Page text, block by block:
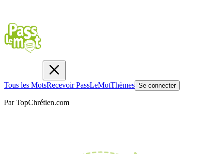
Tous les MotsRecevoir PassLeMotThèmes Se connecter
Par TopChrétien.com